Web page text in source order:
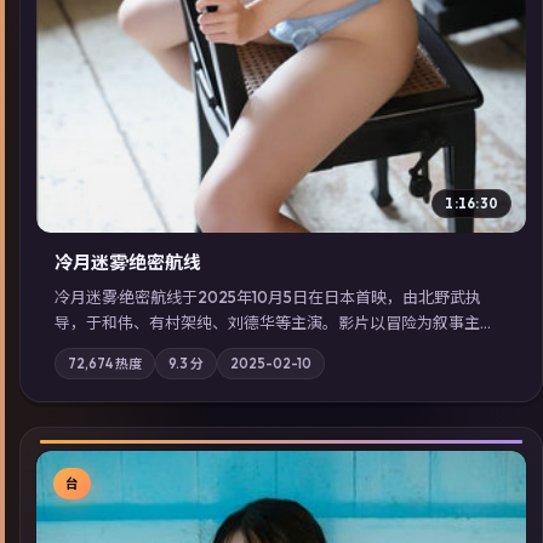
1:16:30
冷月迷雾·绝密航线
冷月迷雾·绝密航线于2025年10月5日在日本首映，由北野武执
导，于和伟、有村架纯、刘德华等主演。影片以冒险为叙事主
轴，记忆碎片重组后，主角发现自己从未活过“真实”的一天；摄
影与配乐强化地域气质；站内亦可通过「国产免费观看高清电视
剧在线看」延展检索同类型高分佳作，畅享高清在线追剧体验。
72,674热度 9.3 分 2025-02-10
台